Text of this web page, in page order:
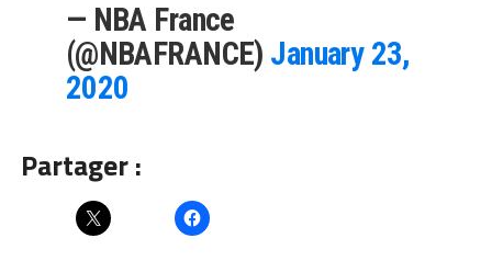
— NBA France
(@NBAFRANCE) January 23,
2020
Partager :